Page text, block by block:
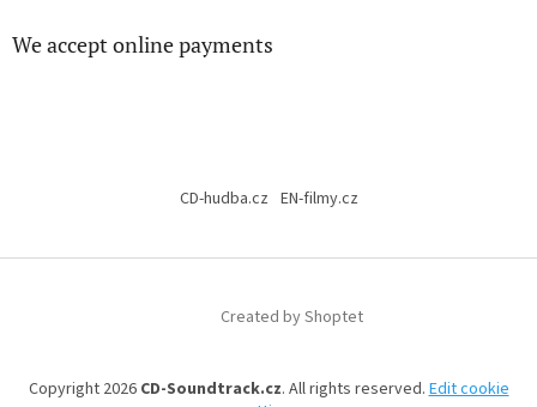
We accept online payments
CD-hudba.cz EN-filmy.cz
Created by Shoptet
Copyright 2026 CD-Soundtrack.cz. All rights reserved.Edit cookie